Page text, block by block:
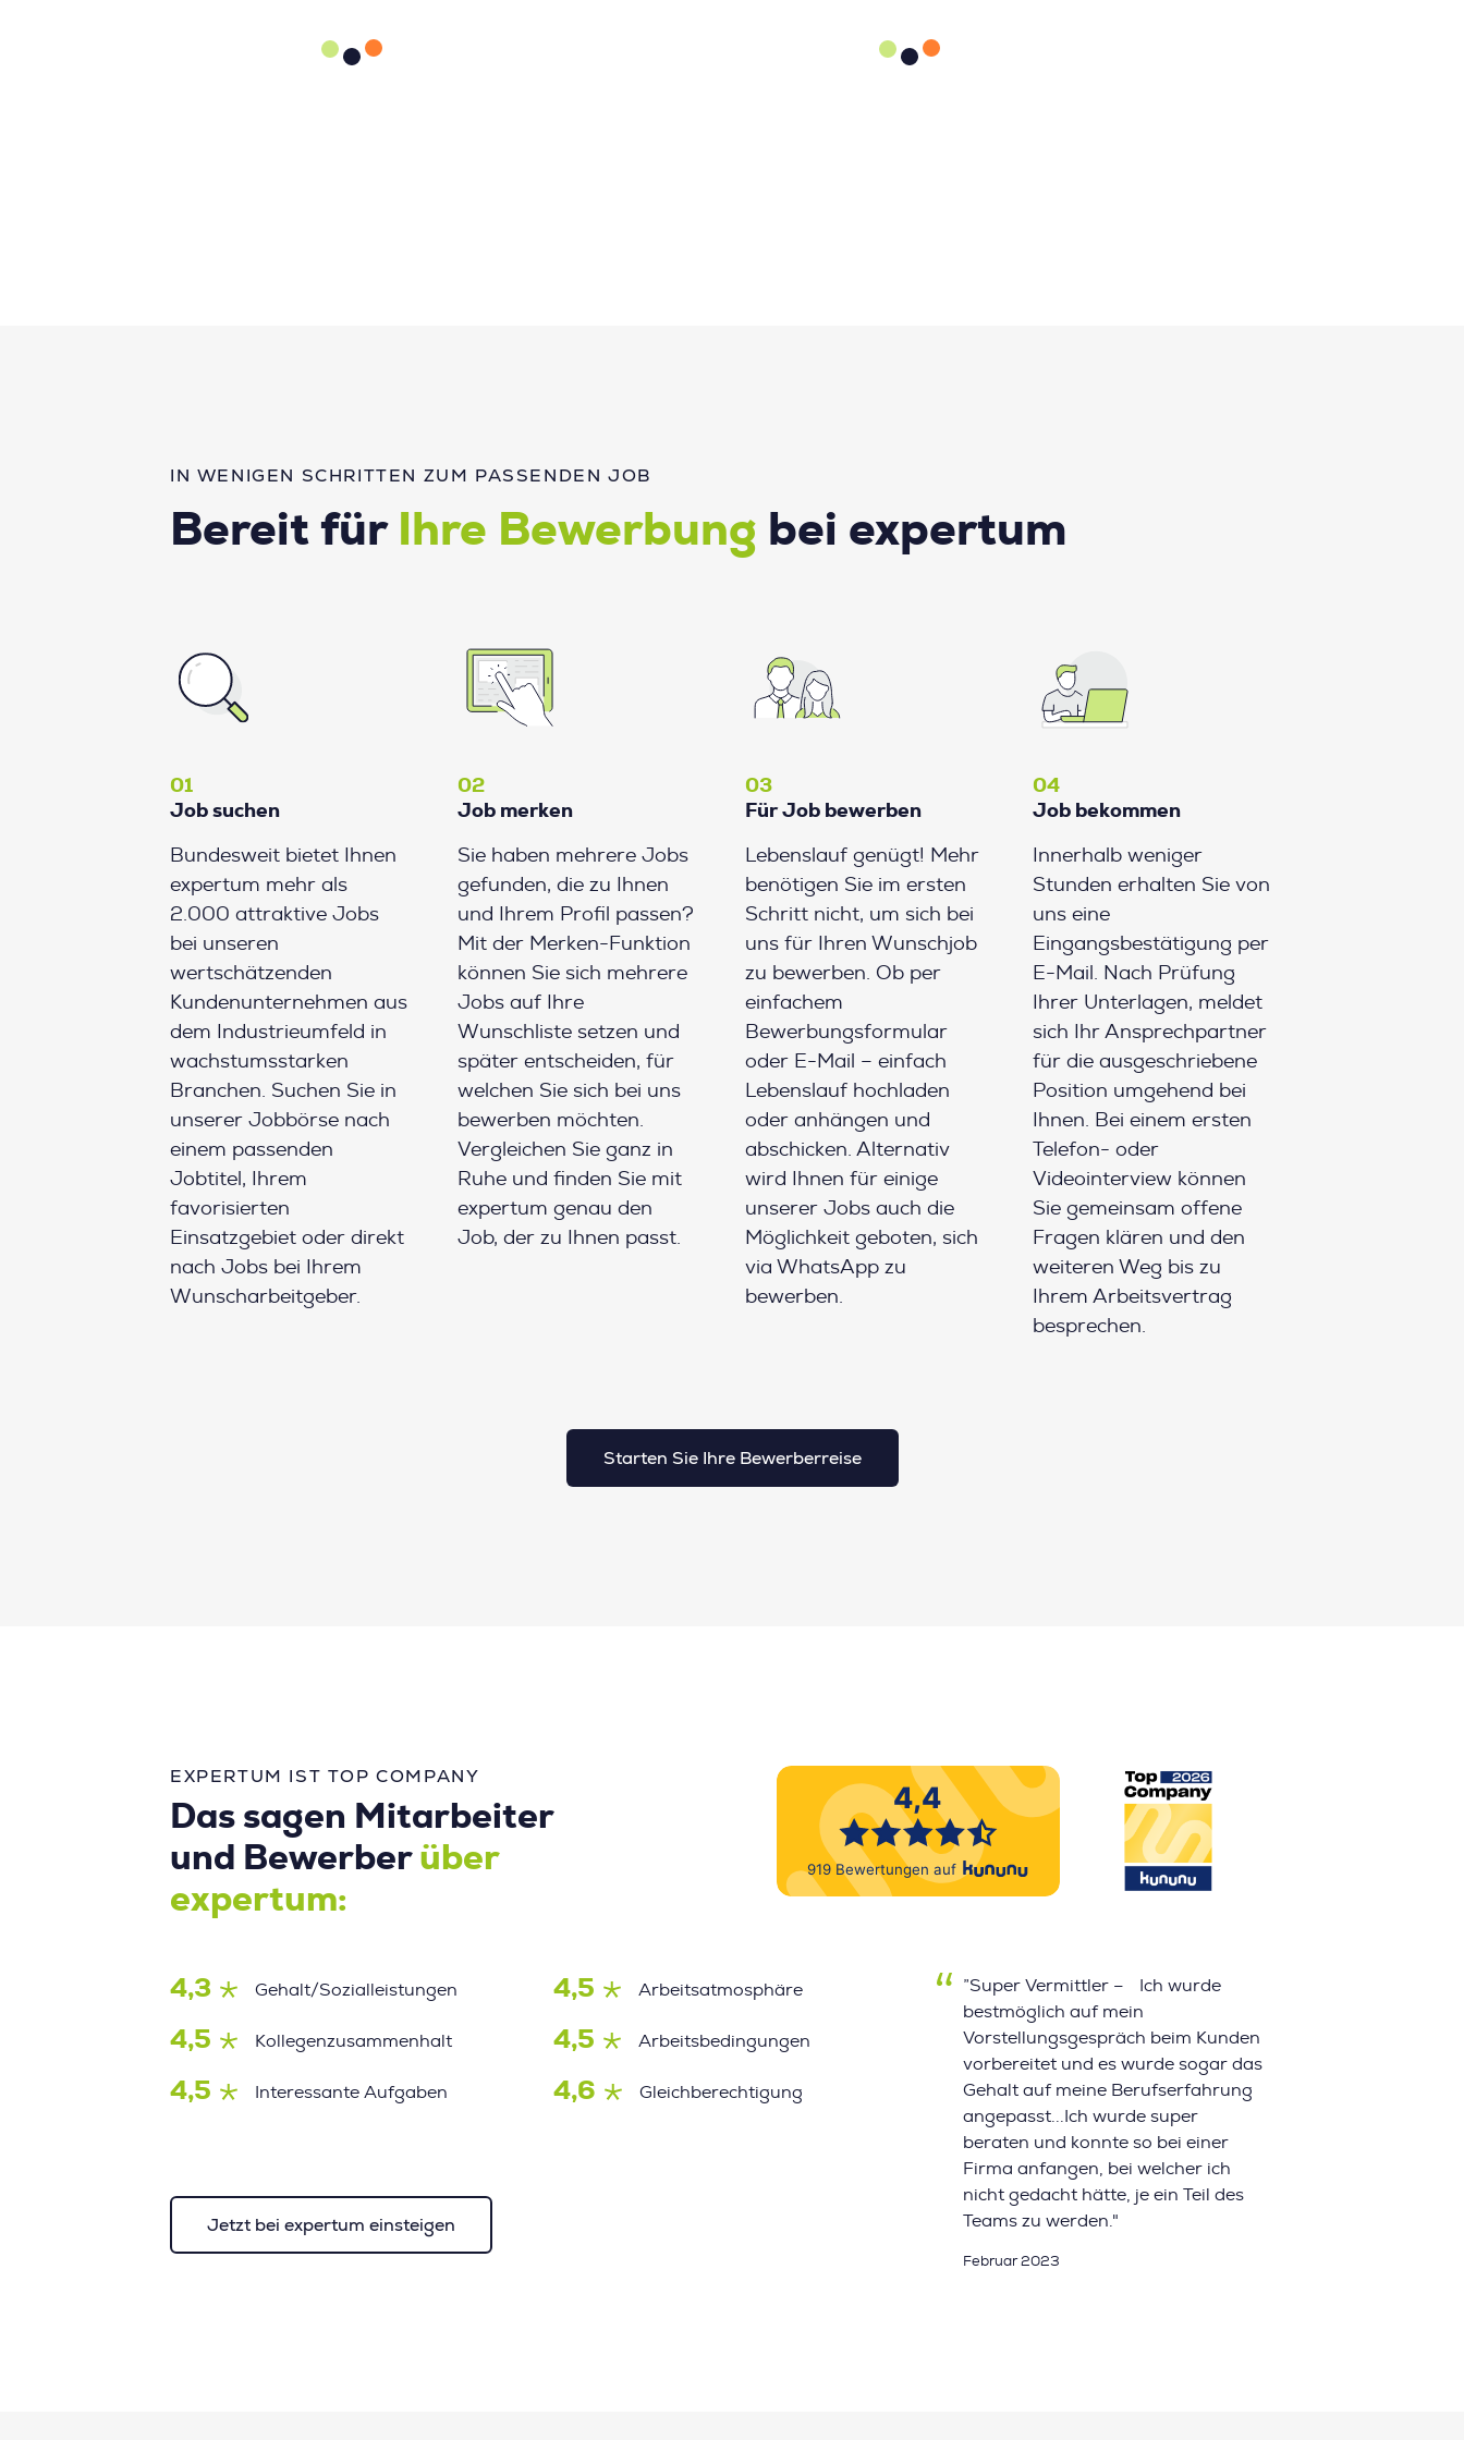
IN WENIGEN SCHRITTEN ZUM PASSENDEN JOB
Bereit für Ihre Bewerbung bei expertum
01
Job suchen
Bundesweit bietet Ihnen
expertum mehr als
2.000 attraktive Jobs
bei unseren
wertschätzenden
Kundenunternehmen aus
dem Industrieumfeld in
wachstumsstarken
Branchen. Suchen Sie in
unserer Jobbörse nach
einem passenden
Jobtitel, Ihrem
favorisierten
Einsatzgebiet oder direkt
nach Jobs bei Ihrem
Wunscharbeitgeber.
02
Job merken
Sie haben mehrere Jobs
gefunden, die zu Ihnen
und Ihrem Profil passen?
Mit der Merken-Funktion
können Sie sich mehrere
Jobs auf Ihre
Wunschliste setzen und
später entscheiden, für
welchen Sie sich bei uns
bewerben möchten.
Vergleichen Sie ganz in
Ruhe und finden Sie mit
expertum genau den
Job, der zu Ihnen passt.
03
Für Job bewerben
Lebenslauf genügt! Mehr
benötigen Sie im ersten
Schritt nicht, um sich bei
uns für Ihren Wunschjob
zu bewerben. Ob per
einfachem
Bewerbungsformular
oder E-Mail – einfach
Lebenslauf hochladen
oder anhängen und
abschicken. Alternativ
wird Ihnen für einige
unserer Jobs auch die
Möglichkeit geboten, sich
via WhatsApp zu
bewerben.
04
Job bekommen
Innerhalb weniger
Stunden erhalten Sie von
uns eine
Eingangsbestätigung per
E-Mail. Nach Prüfung
Ihrer Unterlagen, meldet
sich Ihr Ansprechpartner
für die ausgeschriebene
Position umgehend bei
Ihnen. Bei einem ersten
Telefon- oder
Videointerview können
Sie gemeinsam offene
Fragen klären und den
weiteren Weg bis zu
Ihrem Arbeitsvertrag
besprechen.
Starten Sie Ihre Bewerberreise
EXPERTUM IST TOP COMPANY
Das sagen Mitarbeiter
und Bewerber über
expertum:
4,3 Gehalt/Sozialleistungen 4,5 Arbeitsatmosphäre
4,5 Kollegenzusammenhalt 4,5 Arbeitsbedingungen
4,5 Interessante Aufgaben 4,6 Gleichberechtigung
Jetzt bei expertum einsteigen
”Super Vermittler – Ich wurde
bestmöglich auf mein
Vorstellungsgespräch beim Kunden
vorbereitet und es wurde sogar das
Gehalt auf meine Berufserfahrung
angepasst...Ich wurde super
beraten und konnte so bei einer
Firma anfangen, bei welcher ich
nicht gedacht hätte, je ein Teil des
Teams zu werden."
Februar 2023